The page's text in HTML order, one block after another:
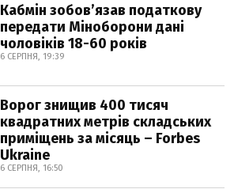
Кабмін зобовʼязав податкову
передати Міноборони дані
чоловіків 18-60 років
6 СЕРПНЯ, 19:39
Ворог знищив 400 тисяч
квадратних метрів складських
приміщень за місяць – Forbes
Ukraine
6 СЕРПНЯ, 16:50